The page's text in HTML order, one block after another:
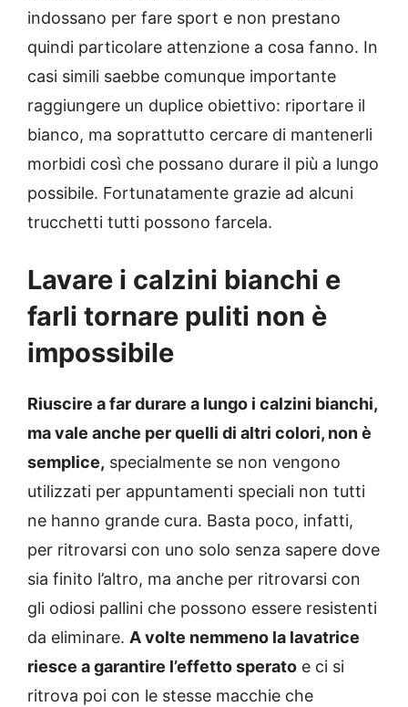
indossano per fare sport e non prestano
quindi particolare attenzione a cosa fanno. In
casi simili saebbe comunque importante
raggiungere un duplice obiettivo: riportare il
bianco, ma soprattutto cercare di mantenerli
morbidi così che possano durare il più a lungo
possibile. Fortunatamente grazie ad alcuni
trucchetti tutti possono farcela.
Lavare i calzini bianchi e
farli tornare puliti non è
impossibile
Riuscire a far durare a lungo i calzini bianchi,
ma vale anche per quelli di altri colori, non è
semplice, specialmente se non vengono
utilizzati per appuntamenti speciali non tutti
ne hanno grande cura. Basta poco, infatti,
per ritrovarsi con uno solo senza sapere dove
sia finito l’altro, ma anche per ritrovarsi con
gli odiosi pallini che possono essere resistenti
da eliminare. A volte nemmeno la lavatrice
riesce a garantire l’effetto sperato e ci si
ritrova poi con le stesse macchie che